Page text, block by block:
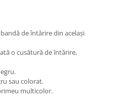
de întărire din același
o cusătură de întărire,
sau colorat.
multicolor.